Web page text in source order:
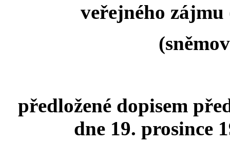
veřejného
předložené dopisem
dne 19. prosince